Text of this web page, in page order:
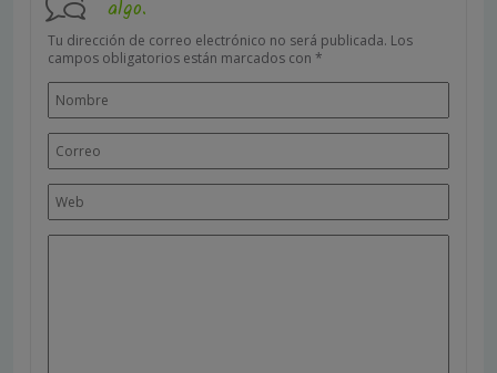
algo.
Tu dirección de correo electrónico no será publicada. Los
campos obligatorios están marcados con *